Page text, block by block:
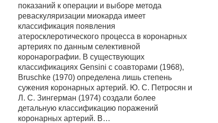
показаний к операции и выборе метода
реваскуляризации миокарда имеет
классификация появления
атеросклеротического процесса в коронарных
артериях по данным селективной
коронарографии. В существующих
классификациях Gensini с соавторами (1968),
Bruschke (1970) определена лишь степень
сужения коронарных артерий. Ю. С. Петросян и
Л. С. Зингерман (1974) создали более
детальную классификацию поражений
коронарных артерий. В…